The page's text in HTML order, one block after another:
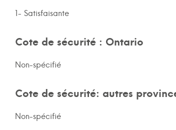
1- Satisfaisante
Cote de sécurité : Ontario
Non-spécifié
Cote de sécurité: autres
Non-spécifié